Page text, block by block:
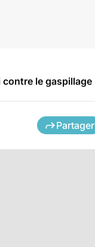
contre le gaspillage
Partager